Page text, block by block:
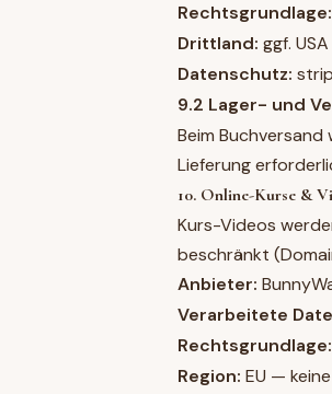
Rechtsgrundlage:
Drittland: ggf.
Datenschutz:
9.2 Lager- und
Beim
Lieferung
10. Online-Kurse &
Kurs-Videos
beschränkt
Anbieter:
Verarbeitete
Rechtsgrundlage:
Region: EU —